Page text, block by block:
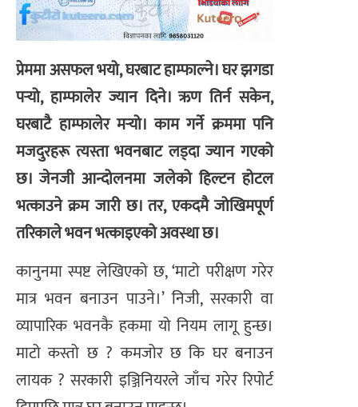
प्रेममा असफल भयो, घरबाट हाम्फाल्ने। घर झगडा
पर्‍यो, हाम्फालेर ज्यान दिने। ऋण तिर्न सकेन,
घरबाटै हाम्फालेर मर्‍यो। काम गर्ने क्रममा पनि
मजदुरहरू त्यस्ता भवनबाट लड्दा ज्यान गएको
छ। जेनजी आन्दोलनमा जलेको हिल्टन होटल
भत्काउने क्रम जारी छ। तर, एकदमै जोखिमपूर्ण
तरिकाले भवन भत्काइएको अवस्था छ।
कानुनमा स्पष्ट लेखिएको छ, ‘माटो परीक्षण गरेर
मात्र भवन बनाउन पाउने।’ निजी, सरकारी वा
व्यापारिक भवनकै हकमा यो नियम लागू हुन्छ।
माटो कस्तो छ ? कमजोर छ कि घर बनाउन
लायक ? सरकारी इञ्जिनियरले जाँच गरेर रिपोर्ट